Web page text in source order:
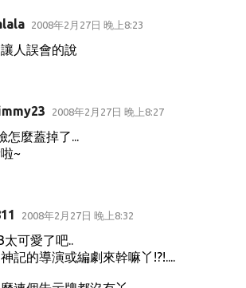
2008年2月27日 晚上8:23
人誤會的說
2008年2月27日 晚上8:27
怎麼蓋掉了...
~
2008年2月27日 晚上8:32
太可愛了吧..
記的導演或編劇來幹嘛丫!?!....